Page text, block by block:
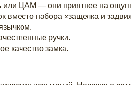
или ЦАМ — они приятнее на
вместо набора «защелка и
ручки.
качество замка.